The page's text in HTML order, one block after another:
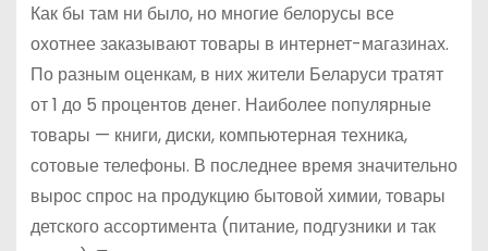
Как бы там ни было, но многие белорусы все
охотнее заказывают товары в интернет-магазинах.
По разным оценкам, в них жители Беларуси тратят
от 1 до 5 процентов денег. Наиболее популярные
товары — книги, диски, компьютерная техника,
сотовые телефоны. В последнее время значительно
вырос спрос на продукцию бытовой химии, товары
детского ассортимента (питание, подгузники и так